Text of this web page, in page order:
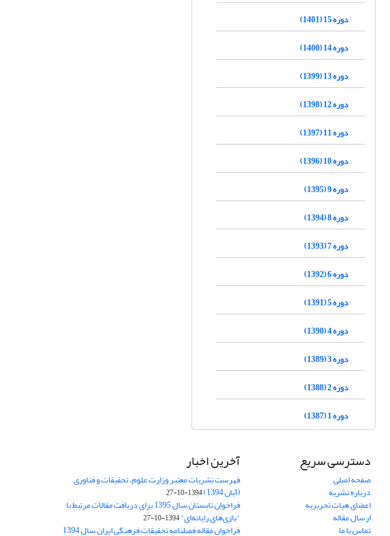
دوره 15 (1401)
دوره 14 (1400)
دوره 13 (1399)
دوره 12 (1398)
دوره 11 (1397)
دوره 10 (1396)
دوره 9 (1395)
دوره 8 (1394)
دوره 7 (1393)
دوره 6 (1392)
دوره 5 (1391)
دوره 4 (1390)
دوره 3 (1389)
دوره 2 (1388)
دوره 1 (1387)
دسترسی سریع
صفحه اصلی
درباره نشریه
اعضای هیات تحریریه
ارسال مقاله
تماس با ما
آخرین اخبار
فهرست نشریات معتبر وزارت علوم، تحقیقات و فناوری
(آبان 1394) 1394-10-27
فراخوان تابستان سال 1395 برای دریافت مقالات مرتبط با
"بازی‌های رایانه‌ای"1394-10-27
فراخوان مقاله فصلنامه تحقیقات فرهنگی ایران سال 1394